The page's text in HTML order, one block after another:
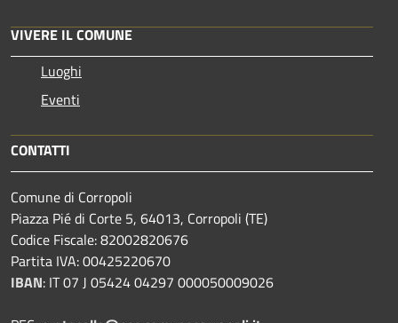
VIVERE IL COMUNE
Luoghi
Eventi
CONTATTI
Comune di Corropoli
Piazza Pié di Corte 5, 64013, Corropoli (TE)
Codice Fiscale: 82002820676
Partita IVA: 00425220670
IBAN: IT 07 J 05424 04297 000050009026